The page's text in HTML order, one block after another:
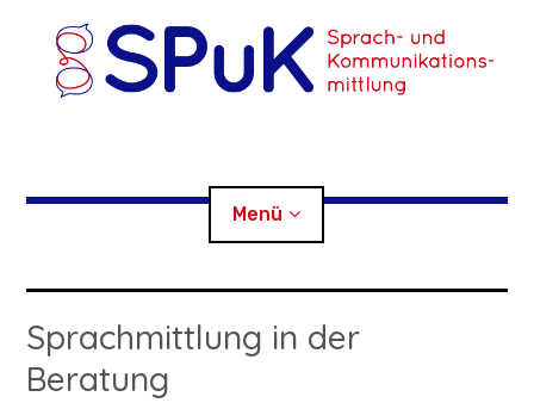
springen
Menü
AKTUELL
VERMITTLUNGSSTELLEN
Sprachmittlung in der
Beratung